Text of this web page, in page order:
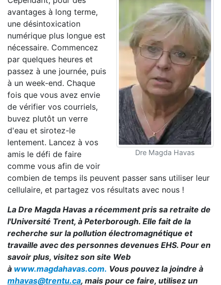
Dre Magda Havas
avantages à long terme,
une désintoxication
numérique plus longue est
nécessaire. Commencez
par quelques heures et
passez à une journée, puis
à un week-end. Chaque
fois que vous avez envie
de vérifier vos courriels,
buvez plutôt un verre
d'eau et sirotez-le
lentement. Lancez à vos
amis le défi de faire
comme vous afin de voir
combien de temps ils peuvent passer sans utiliser leur
cellulaire, et partagez vos résultats avec nous !
La Dre Magda Havas a récemment pris sa retraite de
l'Université Trent, à Peterborough. Elle fait de la
recherche sur la pollution électromagnétique et
travaille avec des personnes devenues EHS. Pour en
savoir plus, visitez son site Web
à www.magdahavas.com. Vous pouvez la joindre à
mhavas@trentu.ca, mais pour ce faire, utilisez un